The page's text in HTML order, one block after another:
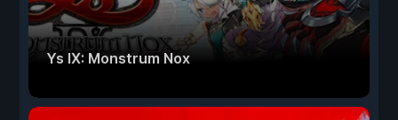
Ys IX: Monstrum Nox